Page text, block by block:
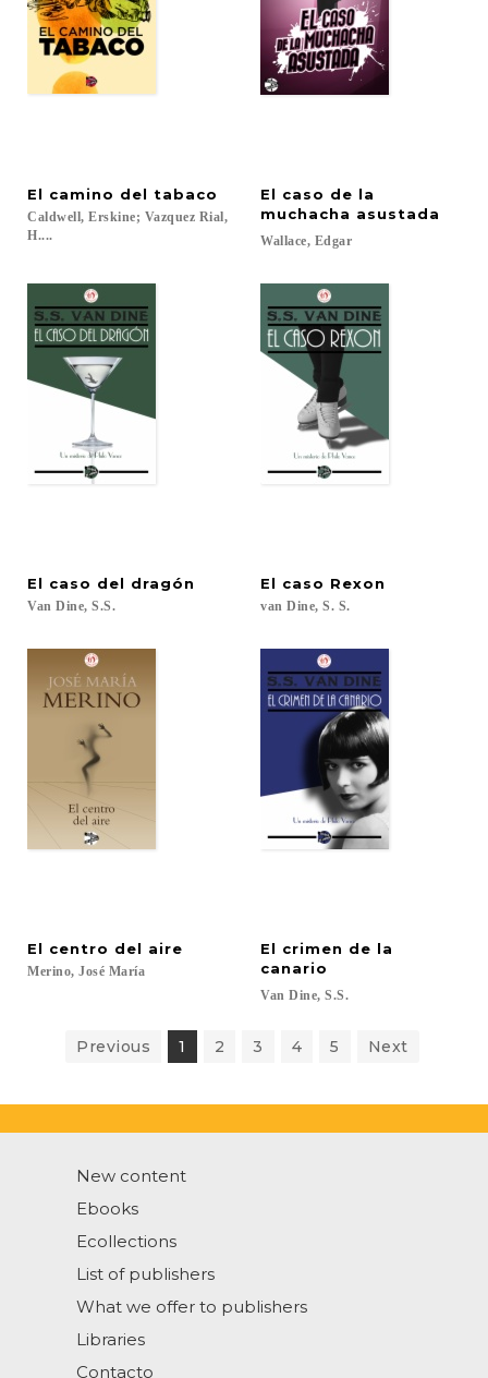
El camino del tabaco
Caldwell, Erskine; Vazquez Rial,
H....
El caso de la
muchacha asustada
Wallace, Edgar
El caso del dragón
Van Dine, S.S.
El caso Rexon
van Dine, S. S.
El centro del aire
Merino, José María
El crimen de la
canario
Van Dine, S.S.
Previous 1 2 3 4 5 Next
New content
Ebooks
Ecollections
List of publishers
What we offer to publishers
Libraries
Contacto